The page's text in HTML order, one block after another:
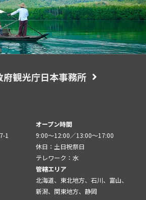
府観光庁日本事務所
1
オープン時間
9:00～12:00／13:00～17:00
休日：土日祝祭日
テレワーク：水
管轄エリア
北海道、東北地方、石川、富山、
新潟、関東地方、静岡